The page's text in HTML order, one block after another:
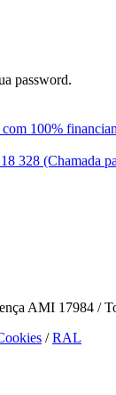
password.
100%
328 (Chamada
AMI 17984 /
/RAL